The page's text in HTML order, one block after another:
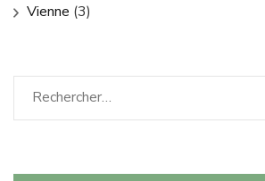
Vienne (3)
Rechercher :